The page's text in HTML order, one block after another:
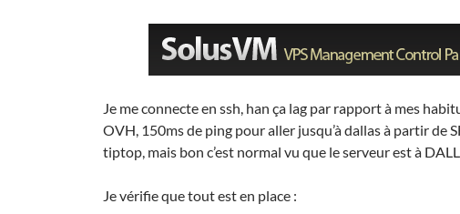
Je me connecte en ssh, han ça lag par rapport à mes
OVH, 150ms de ping pour aller jusqu’à dallas à partir de
tiptop, mais bon c’est normal vu que le serveur est à
Je vérifie que tout est en place :